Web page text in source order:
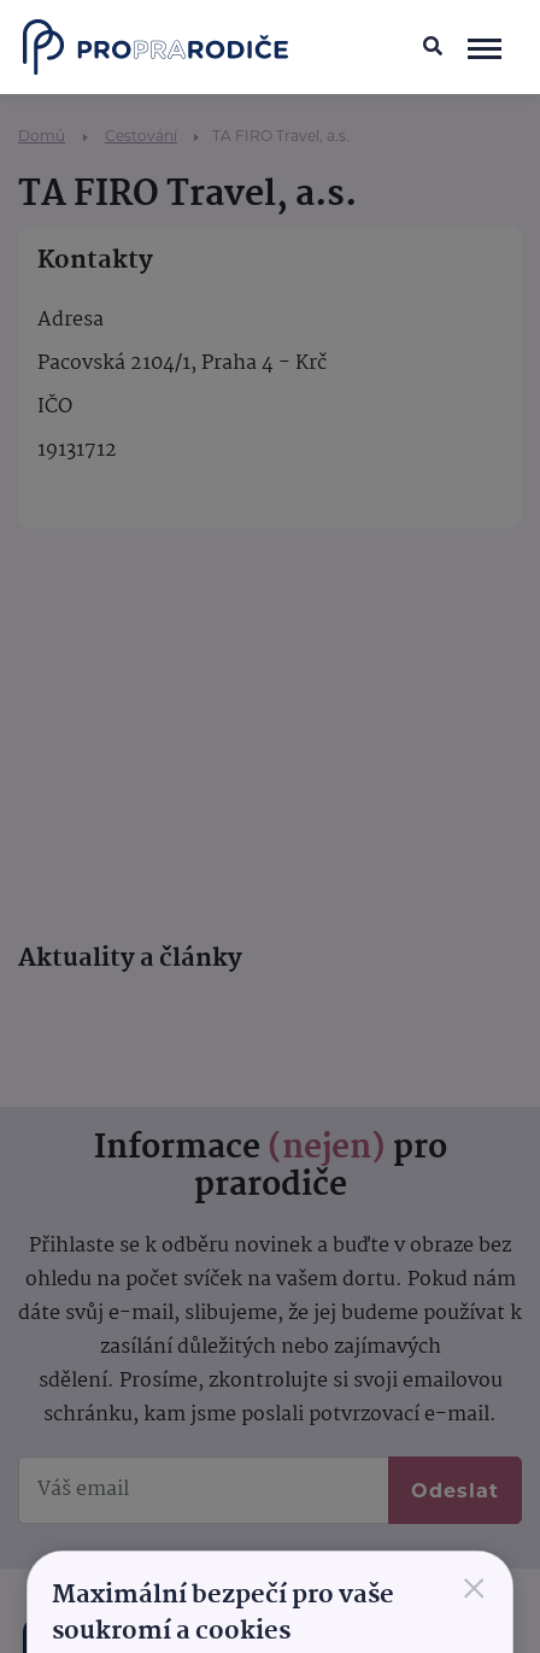
Domů Cestování TA FIRO Travel, a.s.
TA FIRO Travel, a.s.
Kontakty
Adresa
Pacovská 2104/1, Praha 4 - Krč
IČO
19131712
Aktuality a články
Informace (nejen) pro
prarodiče
Přihlaste se k odběru novinek a buďte v obraze bez
ohledu na počet svíček na vašem dortu. Pokud nám
dáte svůj e-mail, slibujeme, že jej budeme používat k
zasílání důležitých nebo zajímavých
sdělení. Prosíme, zkontrolujte si svoji emailovou
schránku, kam jsme poslali potvrzovací e-mail.
Odeslat
×
Maximální bezpečí pro vaše
soukromí a cookies